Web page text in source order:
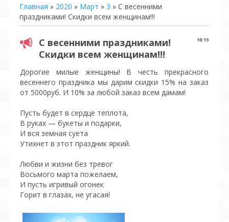
Главная » 2020 » Март » 3 » С весенними
праздниками! Скидки всем женщинам!!!
10:13
С весенними праздниками!
Скидки всем женщинам!!!
Дорогие милые женщины! В честь прекрасного
весеннего праздника мы дарим скидки 15% на заказ
от 5000руб. И 10% за любой заказ всем дамам!
Пусть будет в сердце теплота,
В руках — букеты и подарки,
И вся земная суета
Утихнет в этот праздник яркий.
Любви и жизни без тревог
Восьмого марта пожелаем,
И пусть игривый огонек
Горит в глазах, не угасая!